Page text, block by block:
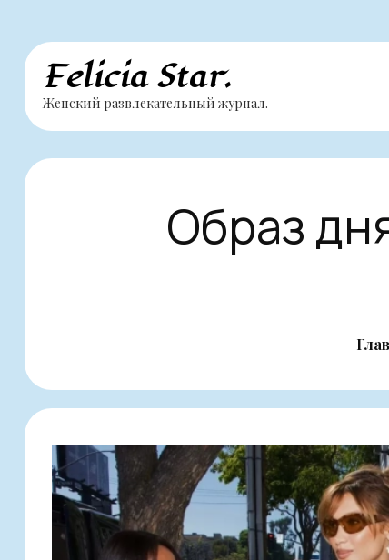
Перейти
содержимому
Felicia Star.
Женский развлекательный журнал.
Образ